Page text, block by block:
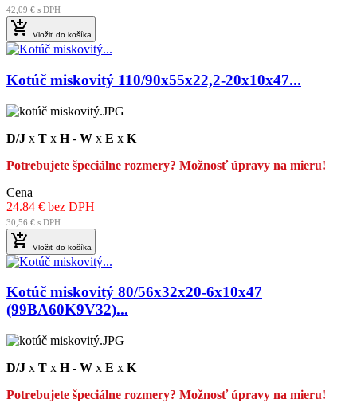
42,09 € s DPH
 Vložiť do košíka
Kotúč miskovitý 110/90x55x22,2-20x10x47...
D/J x T x H- W x E x K
Potrebujete špeciálne rozmery? Možnosť úpravy na mieru!
Cena
24.84 € bez DPH
30,56 € s DPH
 Vložiť do košíka
Kotúč miskovitý 80/56x32x20-6x10x47
(99BA60K9V32)...
D/J x T x H- W x E x K
Potrebujete špeciálne rozmery? Možnosť úpravy na mieru!